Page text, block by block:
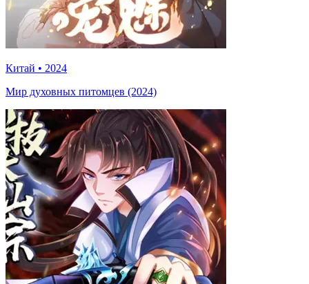
Китай • 2024
Мир духовных питомцев (2024)